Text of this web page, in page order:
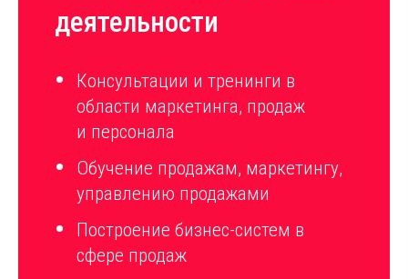
деятельности
Консультации и тренинги в
области маркетинга, продаж
и персонала
Обучение продажам, маркетингу,
управлению продажами
Построение бизнес-систем в
сфере продаж